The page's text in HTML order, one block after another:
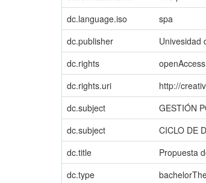
dc.language.iso
spa
dc.publisher
Univesidad
dc.rights
openAccess
dc.rights.uri
http://
dc.subject
GESTIÓN
dc.subject
CICLO DE
dc.title
Propuesta
dc.type